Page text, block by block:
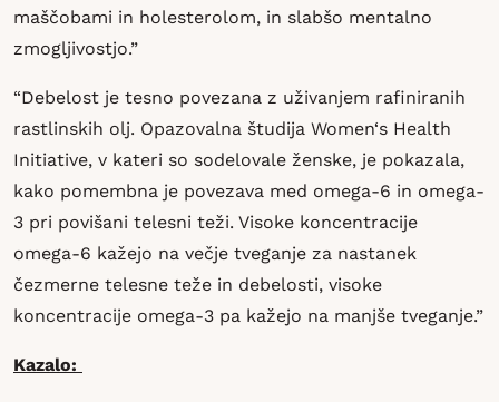
maščobami in holesterolom, in slabšo mentalno
zmogljivostjo.”
“Debelost je tesno povezana z uživanjem rafiniranih
rastlinskih olj. Opazovalna študija Women‘s Health
Initiative, v kateri so sodelovale ženske, je pokazala,
kako pomembna je povezava med omega-6 in omega-
3 pri povišani telesni teži. Visoke koncentracije
omega-6 kažejo na večje tveganje za nastanek
čezmerne telesne teže in debelosti, visoke
koncentracije omega-3 pa kažejo na manjše tveganje.”
Kazalo: